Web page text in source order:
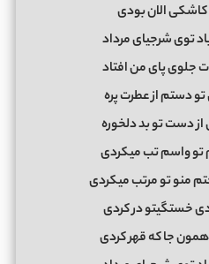
الان بودی
توی شرجیای مرداد
جلوی پای من افتاد
تو دستم از عطرت پره
دست تو بد دلخوره
واسم تب میکردی
منو تو مرتب میکردی
خستگیتو در کردی
جا که قهر کردی